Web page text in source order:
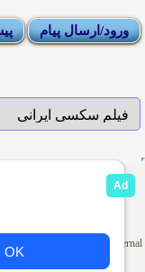
Moderator List
for the content of external